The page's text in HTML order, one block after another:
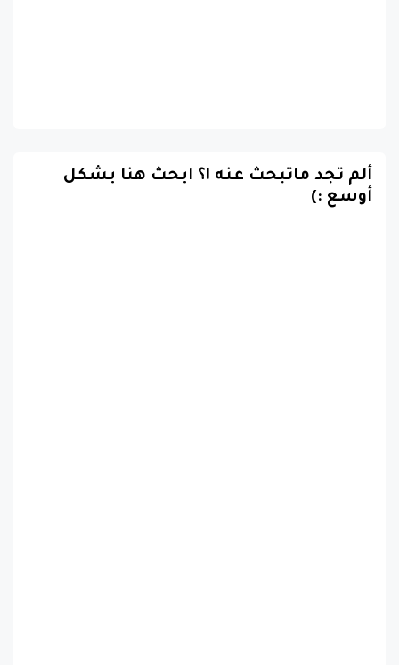
ألم تجد ماتبحث عنه !؟ ابحث هنا بشكل
أوسع :)